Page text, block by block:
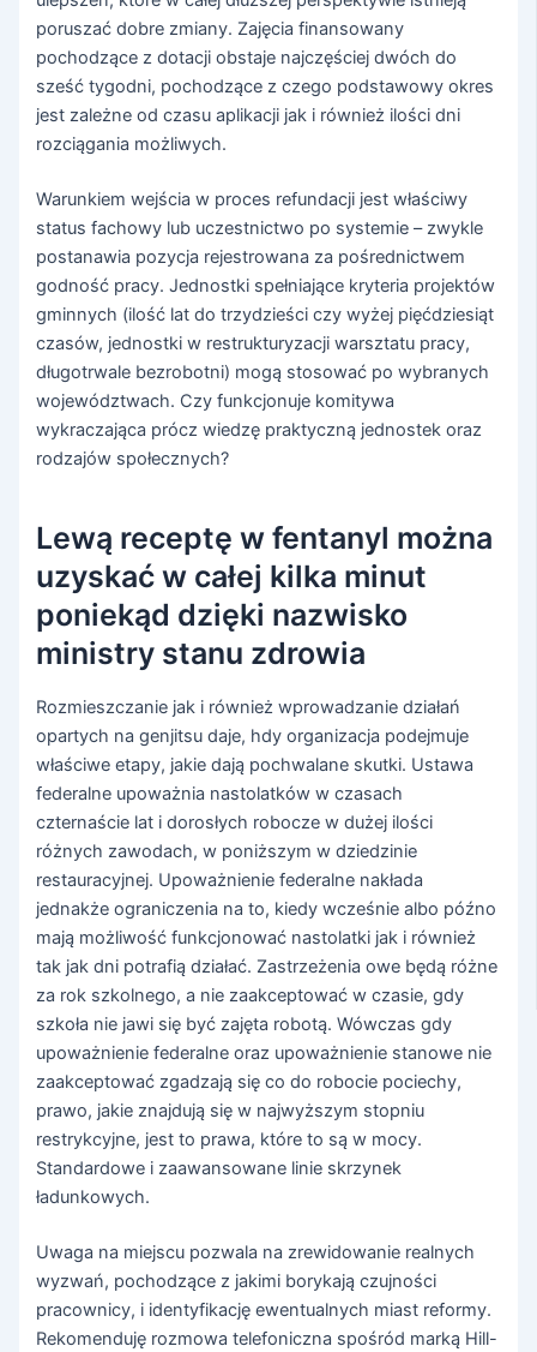
poruszać dobre zmiany. Zajęcia finansowany
pochodzące z dotacji obstaje najczęściej dwóch do
sześć tygodni, pochodzące z czego podstawowy okres
jest zależne od czasu aplikacji jak i również ilości dni
rozciągania możliwych.
Warunkiem wejścia w proces refundacji jest właściwy
status fachowy lub uczestnictwo po systemie – zwykle
postanawia pozycja rejestrowana za pośrednictwem
godność pracy. Jednostki spełniające kryteria projektów
gminnych (ilość lat do trzydzieści czy wyżej pięćdziesiąt
czasów, jednostki w restrukturyzacji warsztatu pracy,
długotrwale bezrobotni) mogą stosować po wybranych
województwach. Czy funkcjonuje komitywa
wykraczająca prócz wiedzę praktyczną jednostek oraz
rodzajów społecznych?
Lewą receptę w fentanyl można
uzyskać w całej kilka minut
poniekąd dzięki nazwisko
ministry stanu zdrowia
Rozmieszczanie jak i również wprowadzanie działań
opartych na genjitsu daje, hdy organizacja podejmuje
właściwe etapy, jakie dają pochwalane skutki. Ustawa
federalne upoważnia nastolatków w czasach
czternaście lat i dorosłych robocze w dużej ilości
różnych zawodach, w poniższym w dziedzinie
restauracyjnej. Upoważnienie federalne nakłada
jednakże ograniczenia na to, kiedy wcześnie albo późno
mają możliwość funkcjonować nastolatki jak i również
tak jak dni potrafią działać. Zastrzeżenia owe będą różne
za rok szkolnego, a nie zaakceptować w czasie, gdy
szkoła nie jawi się być zajęta robotą. Wówczas gdy
upoważnienie federalne oraz upoważnienie stanowe nie
zaakceptować zgadzają się co do robocie pociechy,
prawo, jakie znajdują się w najwyższym stopniu
restrykcyjne, jest to prawa, które to są w mocy.
Standardowe i zaawansowane linie skrzynek
ładunkowych.
Uwaga na miejscu pozwala na zrewidowanie realnych
wyzwań, pochodzące z jakimi borykają czujności
pracownicy, i identyfikację ewentualnych miast reformy.
Rekomenduję rozmowa telefoniczna spośród marką Hill-